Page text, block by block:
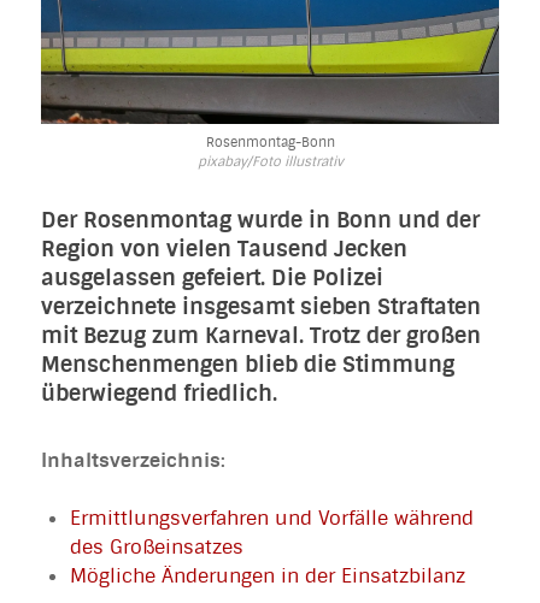
Rosenmontag-Bonn
pixabay/Foto illustrativ
Der Rosenmontag wurde in Bonn und der
Region von vielen Tausend Jecken
ausgelassen gefeiert. Die Polizei
verzeichnete insgesamt sieben Straftaten
mit Bezug zum Karneval. Trotz der großen
Menschenmengen blieb die Stimmung
überwiegend friedlich.
Inhaltsverzeichnis:
Ermittlungsverfahren und Vorfälle während
des Großeinsatzes
Mögliche Änderungen in der Einsatzbilanz